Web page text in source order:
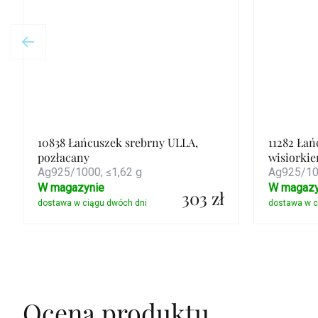
10838 Łańcuszek srebrny ULLA,
pozłacany
Ag925/1000; ≤1,62 g
303 zł
W magazynie
11282
Ag925/
W